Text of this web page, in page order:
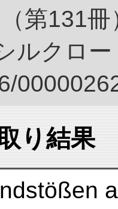
第131
ルクロ
り結果